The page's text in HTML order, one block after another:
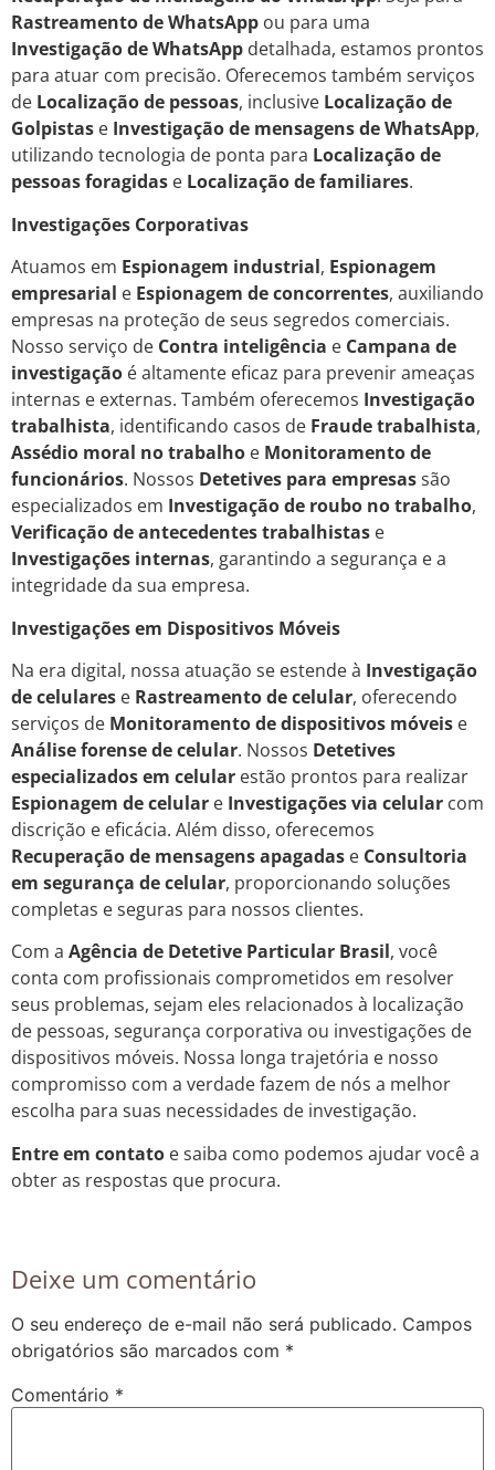
Rastreamento de WhatsApp ou para uma
Investigação de WhatsApp detalhada, estamos prontos
para atuar com precisão. Oferecemos também serviços
de Localização de pessoas, inclusive Localização de
Golpistas e Investigação de mensagens de WhatsApp,
utilizando tecnologia de ponta para Localização de
pessoas foragidas e Localização de familiares.
Investigações Corporativas
Atuamos em Espionagem industrial, Espionagem
empresarial e Espionagem de concorrentes, auxiliando
empresas na proteção de seus segredos comerciais.
Nosso serviço de Contra inteligência e Campana de
investigação é altamente eficaz para prevenir ameaças
internas e externas. Também oferecemos Investigação
trabalhista, identificando casos de Fraude trabalhista,
Assédio moral no trabalho e Monitoramento de
funcionários. Nossos Detetives para empresassão
especializados em Investigação de roubo no trabalho,
Verificação de antecedentes trabalhistas e
Investigações internas, garantindo a segurança e a
integridade da sua empresa.
Investigações em Dispositivos Móveis
Na era digital, nossa atuação se estende à Investigação
de celulares e Rastreamento de celular, oferecendo
serviços de Monitoramento de dispositivos móveis e
Análise forense de celular. Nossos Detetives
especializados em celular estão prontos para realizar
Espionagem de celular e Investigações via celular com
discrição e eficácia. Além disso, oferecemos
Recuperação de mensagens apagadas e Consultoria
em segurança de celular, proporcionando soluções
completas e seguras para nossos clientes.
Com a Agência de Detetive Particular Brasil, você
conta com profissionais comprometidos em resolver
seus problemas, sejam eles relacionados à localização
de pessoas, segurança corporativa ou investigações de
dispositivos móveis. Nossa longa trajetória e nosso
compromisso com a verdade fazem de nós a melhor
escolha para suas necessidades de investigação.
Entre em contato e saiba como podemos ajudar você a
obter as respostas que procura.
Deixe um comentário
O seu endereço de e-mail não será publicado. Campos
obrigatórios são marcados com *
Comentário *